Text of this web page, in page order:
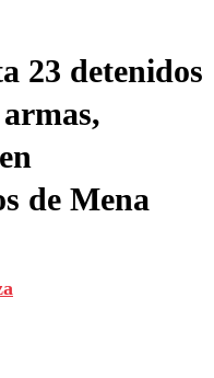
23 detenidos
de Mena